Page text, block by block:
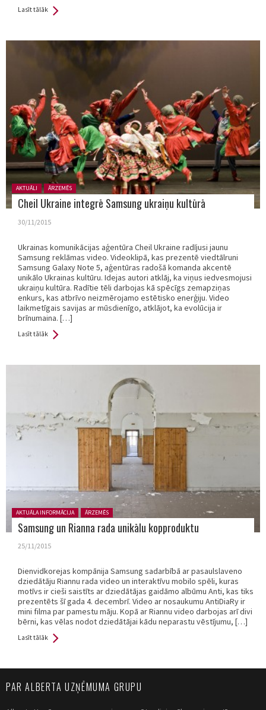
Lasīt tālāk
Posted in:
AKTUĀLI ĀRZEMĒS
Cheil Ukraine integrē Samsung ukraiņu kultūrā
30/11/2015
Ukrainas komunikācijas aģentūra Cheil Ukraine radījusi jaunu
Samsung reklāmas video. Videoklipā, kas prezentē viedtālruni
Samsung Galaxy Note 5, aģentūras radošā komanda akcentē
unikālo Ukrainas kultūru. Idejas autori atklāj, ka viņus iedvesmojusi
ukraiņu kultūra. Radītie tēli darbojas kā spēcīgs zemapziņas
enkurs, kas atbrīvo neizmērojamo estētisko enerģiju. Video
laikmetīgais savijas ar mūsdienīgo, atklājot, ka evolūcija ir
brīnumaina. […]
Lasīt tālāk
Posted in:
AKTUĀLA INFORMĀCIJA ĀRZEMĒS
Samsung un Rianna rada unikālu kopproduktu
25/11/2015
Dienvidkorejas kompānija Samsung sadarbībā ar pasaulslaveno
dziedātāju Riannu rada video un interaktīvu mobilo spēli, kuras
motīvs ir cieši saistīts ar dziedātājas gaidāmo albūmu Anti, kas tiks
prezentēts šī gada 4. decembrī. Video ar nosaukumu AntiDiaRy ir
mini filma par pamestu māju. Kopā ar Riannu video darbojas arī divi
bērni, kas vēlas nodot dziedātājai kādu neparastu vēstījumu, […]
Lasīt tālāk
PAR ALBERTA UZŅĒMUMA GRUPU